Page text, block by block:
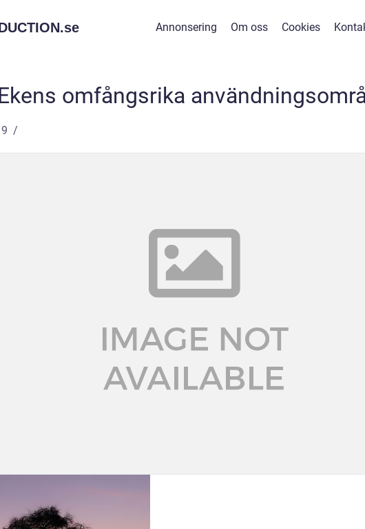
se Annonsering Om oss Cookies
omfångsrika